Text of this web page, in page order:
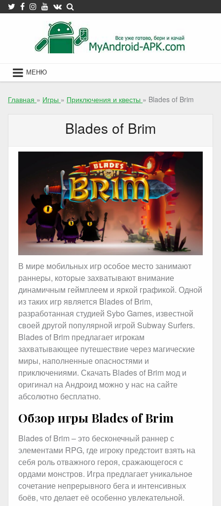
Skip
to
МЕНЮ
Главная » Игры » Приключения и квесты » Blades of Brim
Blades of Brim
В мире мобильных игр особое место занимают
раннеры, которые захватывают внимание
динамичным геймплеем и яркой графикой. Одной
из таких игр является Blades of Brim,
разработанная студией Sybo Games, известной
своей другой популярной игрой Subway Surfers.
Blades of Brim предлагает игрокам
захватывающее путешествие через магические
миры, наполненные опасностями и
приключениями. Скачать Blades of Brim мод и
оригинал на Андроид можно у нас на сайте
абсолютно бесплатно.
Обзор игры Blades of Brim
Blades of Brim – это бесконечный раннер с
элементами RPG, где игроку предстоит взять на
себя роль отважного героя, сражающегося с
ордами монстров. Игра предлагает уникальное
сочетание непрерывного бега и интенсивных
боёв, что делает её особенно увлекательной.